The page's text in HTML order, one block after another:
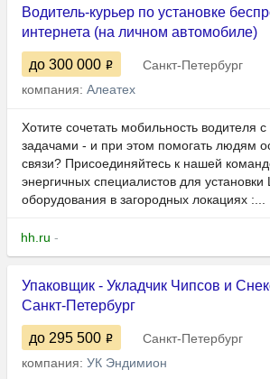
Водитель-курьер по установке
интернета (на личном автомобиле)
до 300 000
Санкт-Петербург
компания: Алеатех
Хотите сочетать мобильность водителя
задачами - и при этом помогать людям
связи? Присоединяйтесь к нашей
энергичных специалистов для установки
оборудования в загородных локациях :...
hh.ru -
Упаковщик - Укладчик Чипсов и
Санкт-Петербург
до 295 500
Санкт-Петербург
компания: УК Эндимион